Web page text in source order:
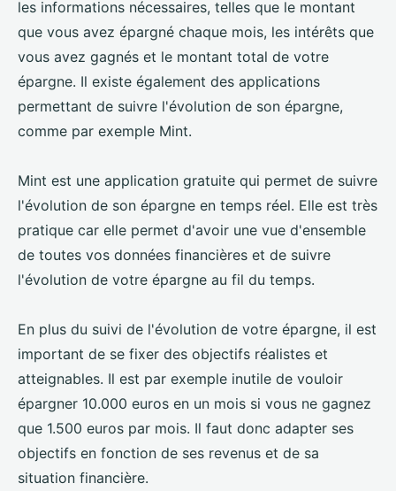
les informations nécessaires, telles que le montant
que vous avez épargné chaque mois, les intérêts que
vous avez gagnés et le montant total de votre
épargne. Il existe également des applications
permettant de suivre l'évolution de son épargne,
comme par exemple Mint.
Mint est une application gratuite qui permet de suivre
l'évolution de son épargne en temps réel. Elle est très
pratique car elle permet d'avoir une vue d'ensemble
de toutes vos données financières et de suivre
l'évolution de votre épargne au fil du temps.
En plus du suivi de l'évolution de votre épargne, il est
important de se fixer des objectifs réalistes et
atteignables. Il est par exemple inutile de vouloir
épargner 10.000 euros en un mois si vous ne gagnez
que 1.500 euros par mois. Il faut donc adapter ses
objectifs en fonction de ses revenus et de sa
situation financière.